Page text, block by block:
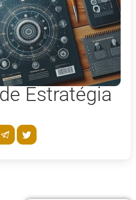
Estratégia